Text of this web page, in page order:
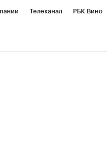
Телеканал РБК Вино